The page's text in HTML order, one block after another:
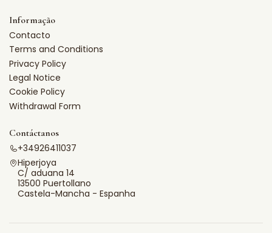
Informação
Contacto
Terms and Conditions
Privacy Policy
Legal Notice
Cookie Policy
Withdrawal Form
Contáctanos
+34926411037
Hiperjoya
C/ aduana 14
13500 Puertollano
Castela-Mancha - Espanha